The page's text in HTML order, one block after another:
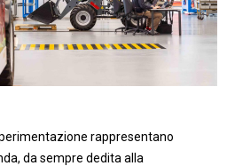
rappresentano
da sempre dedita alla